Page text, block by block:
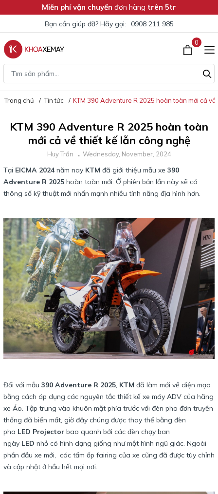
Miễn phí vận chuyển đơn hàng trên 5tr
Bạn cần giúp đỡ? Hãy gọi: 0908 211 985
0
Trang chủ Tin tức KTM 390 Adventure R 2025 hoàn toàn mới cả
KTM 390 Adventure R 2025 hoàn toàn
mới cả về thiết kế lẫn công nghệ
Huy Trần Wednesday, November, 2024
Tại EICMA 2024 năm nay KTM đã giới thiệu mẫu xe 390
Adventure R 2025 hoàn toàn mới. Ở phiên bản lần này sẽ có
thông số kỹ thuật mới nhấn mạnh nhiều tính năng địa hình hơn.
Đối với mẫu 390 Adventure R 2025, KTM đã làm mới về diện mạo
bằng cách áp dụng các nguyên tắc thiết kế xe máy ADV của hãng
xe Áo. Tập trung vào khuôn mặt phía trước với đèn pha đơn truyền
thống đã biến mất, giờ đây chúng được thay thế bằng đèn
pha LED Projector bao quanh bởi các đèn chạy ban
ngày LED nhỏ có hình dạng giống như một hình ngũ giác. Ngoài
phần đầu xe mới, các tấm ốp fairing của xe cũng đã được tùy chỉnh
và cập nhật ở hầu hết mọi nơi.